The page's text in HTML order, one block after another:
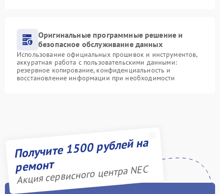
Оригинальные программные решение и
безопасное обслуживание данных
Использование официальных прошивок и инструментов,
аккуратная работа с пользовательскими данными:
резервное копирование, конфиденциальность и
восстановление информации при необходимости
Получите 1500 рублей на
ремонт
Акция сервисного центра NEC